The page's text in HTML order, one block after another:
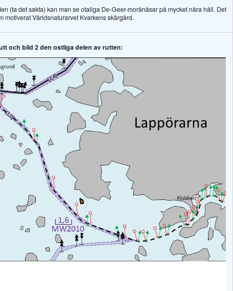
(ta det sakta) kan man se otaliga De-Geer-moränåsar på mycket nära håll. Det
Världsnaturarvet Kvarkens skärgård.
och bild 2 den ostliga delen av rutten: